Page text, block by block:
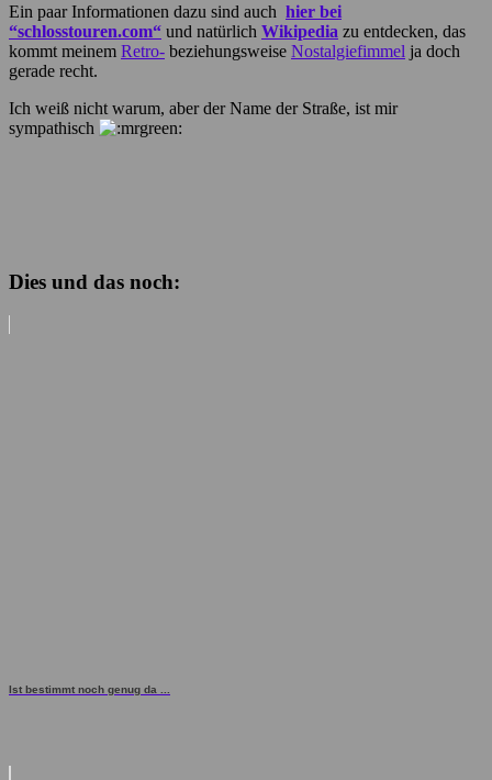
Ein paar Informationen dazu sind auch hier bei
“schlosstouren.com“ und natürlich Wikipedia zu entdecken, das
kommt meinem Retro- beziehungsweise Nostalgiefimmel ja doch
gerade recht.
Ich weiß nicht warum, aber der Name der Straße, ist mir
sympathisch
Dies und das noch:
Ist bestimmt noch genug da ...